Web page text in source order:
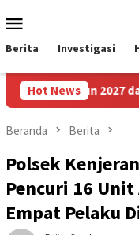
ke
kontenMobile
Berita Investigasi
Hot News
dan RKPD Tahun
Beranda Berita
Polsek
Pencuri 16
Empat Pelaku